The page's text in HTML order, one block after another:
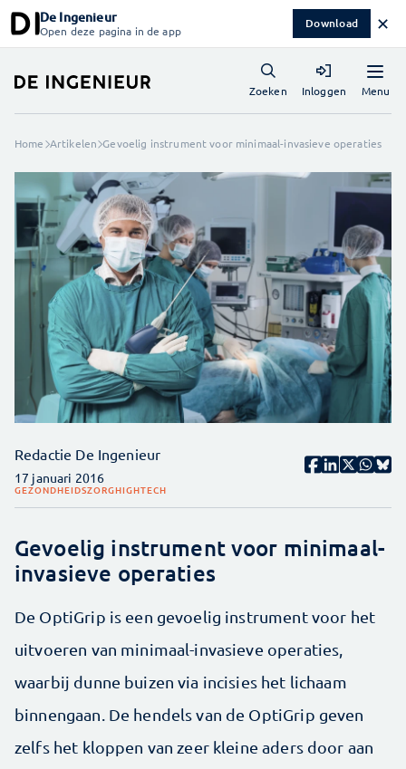
De Ingenieur
Open deze pagina in de app Download ✕
Menu
Zoeken Inloggen
Home Artikelen Gevoelig instrument voor minimaal-invasieve operaties
Redactie De Ingenieur
17 januari 2016
GEZONDHEIDSZORGHIGHTECH
Gevoelig instrument voor minimaal-
invasieve operaties
De OptiGrip is een gevoelig instrument voor het
uitvoeren van minimaal-invasieve operaties,
waarbij dunne buizen via incisies het lichaam
binnengaan. De hendels van de OptiGrip geven
zelfs het kloppen van zeer kleine aders door aan